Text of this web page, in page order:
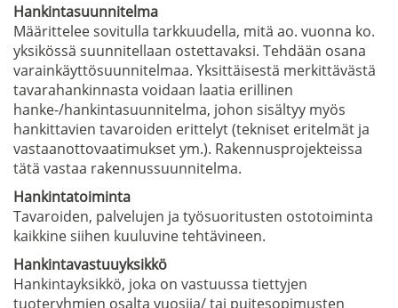
Hankintasuunnitelma
Määrittelee sovitulla tarkkuudella, mitä ao. vuonna ko.
yksikössä suunnitellaan ostettavaksi. Tehdään osana
varainkäyttösuunnitelmaa. Yksittäisestä merkittävästä
tavarahankinnasta voidaan laatia erillinen
hanke-/hankintasuunnitelma, johon sisältyy myös
hankittavien tavaroiden erittelyt (tekniset eritelmät ja
vastaanottovaatimukset ym.). Rakennusprojekteissa
tätä vastaa rakennussuunnitelma.
Hankintatoiminta
Tavaroiden, palvelujen ja työsuoritusten ostotoiminta
kaikkine siihen kuuluvine tehtävineen.
Hankintavastuuyksikkö
Hankintayksikkö, joka on vastuussa tiettyjen
tuoteryhmien osalta vuosija/ tai puitesopimusten